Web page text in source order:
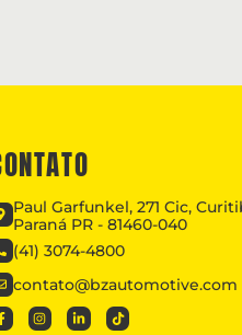
Paul Garfunkel, 271 Cic,
Paraná PR - 81460-040
(41) 3074-4800
contato@bzautomotive.com